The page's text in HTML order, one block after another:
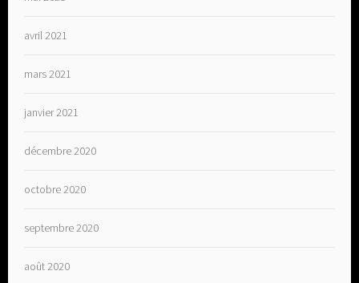
avril 2021
mars 2021
janvier 2021
décembre 2020
octobre 2020
septembre 2020
août 2020